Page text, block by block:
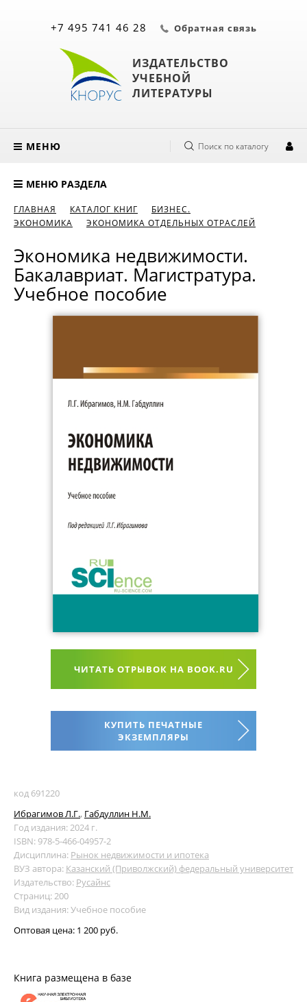
ИЗДАТЕЛЬСТВО
УЧЕБНОЙ
ЛИТЕРАТУРЫ
+7 495 741 46 28 Обратная связь
МЕНЮ Поиск по каталогу
МЕНЮ РАЗДЕЛА
ГЛАВНАЯ КАТАЛОГ КНИГ
БИЗНЕС.
ЭКОНОМИКА
ЭКОНОМИКА ОТДЕЛЬНЫХ ОТРАСЛЕЙ
Экономика недвижимости.
Бакалавриат. Магистратура.
Учебное пособие
ЧИТАТЬ ОТРЫВОК НА BOOK.RU
КУПИТЬ ПЕЧАТНЫЕ
ЭКЗЕМПЛЯРЫ
код 691220
Ибрагимов Л.Г., Габдуллин Н.М.
Год издания: 2024 г.
ISBN: 978-5-466-04957-2
Дисциплина: Рынок недвижимости и ипотека
ВУЗ автора: Казанский (Приволжский) федеральный университет
Издательство: Русайнс
Страниц: 200
Вид издания: Учебное пособие
Оптовая цена: 1 200 руб.
Книга размещена в базе